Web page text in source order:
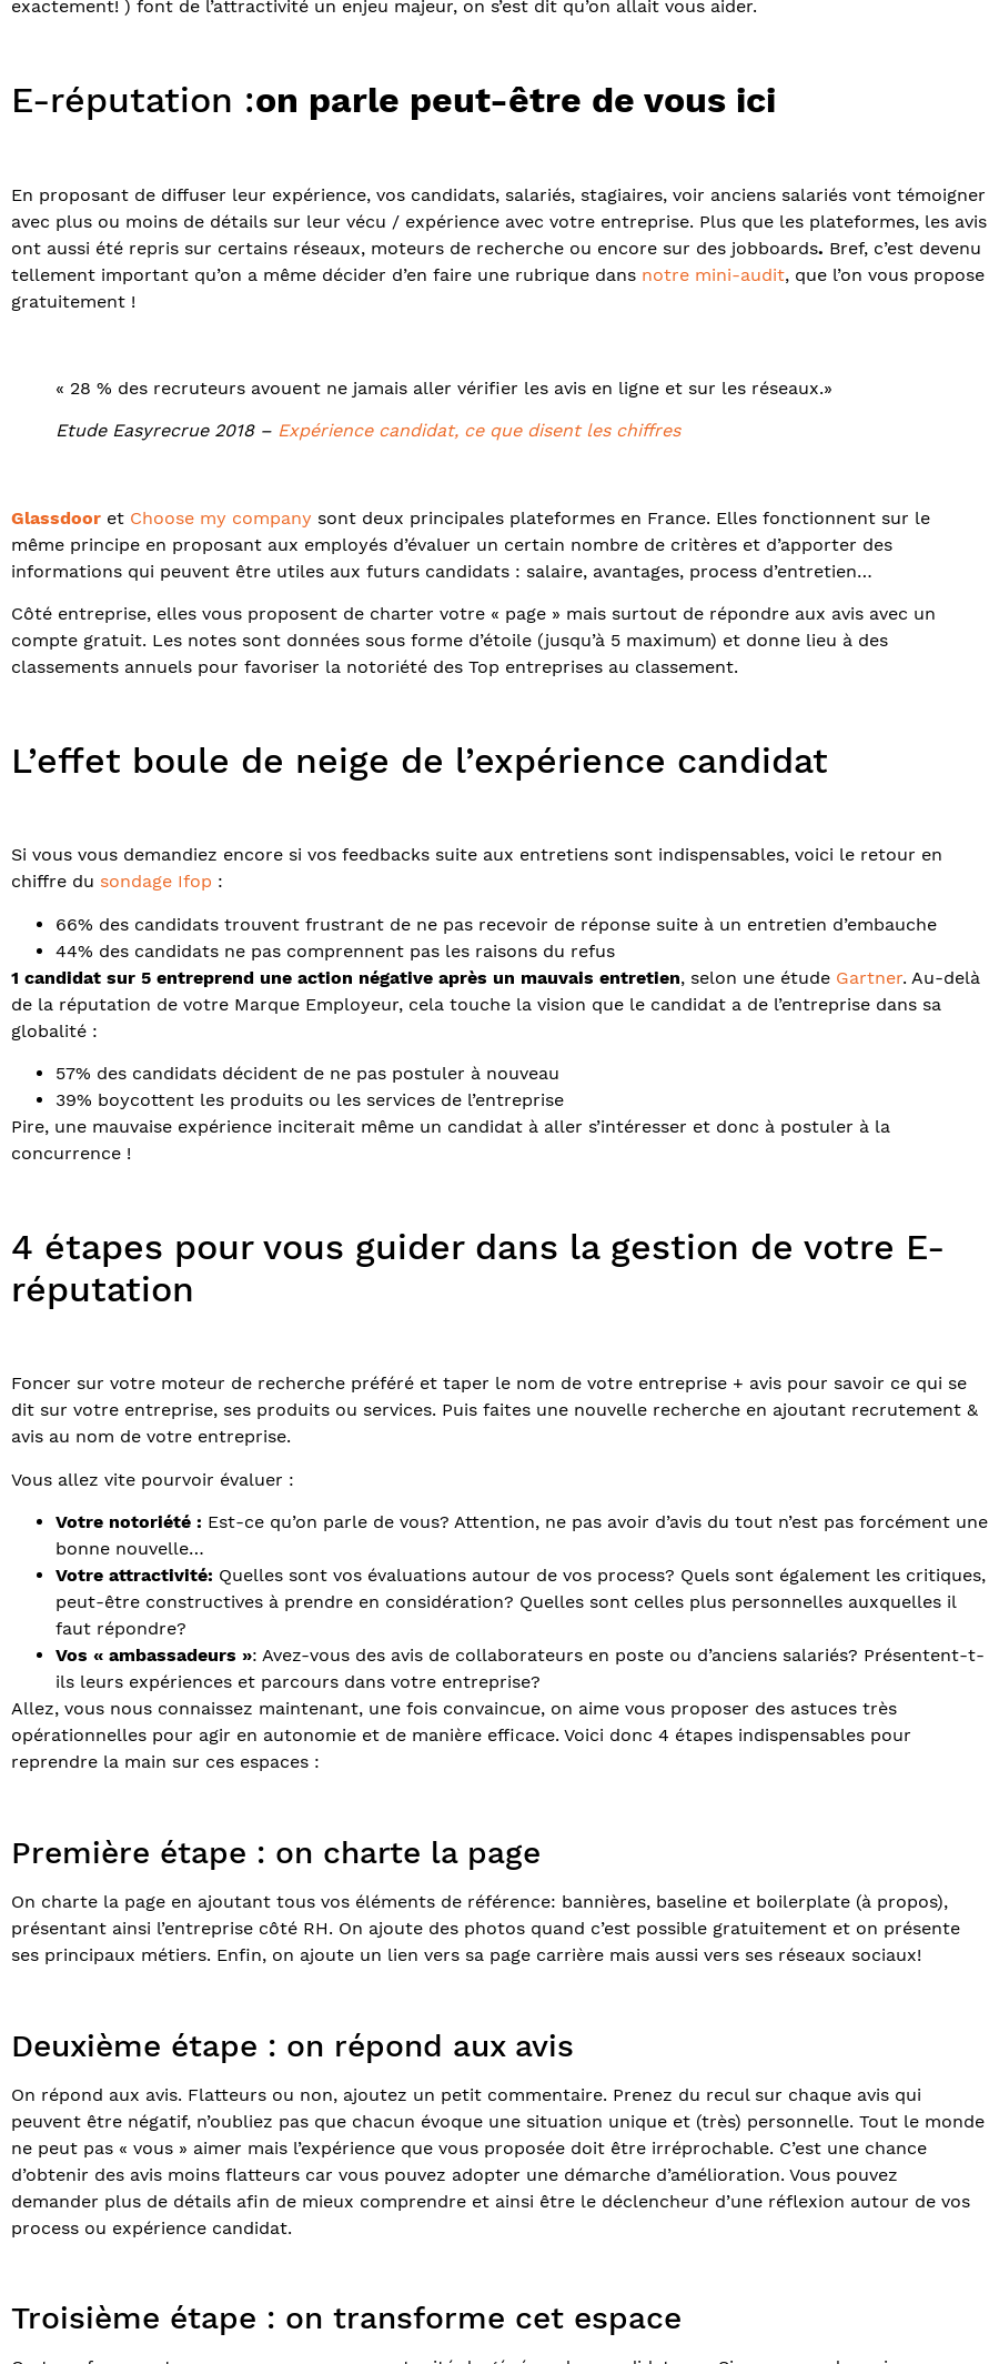
exactement! ) font de l’attractivité un enjeu majeur, on s’est dit qu’on allait vous aider.
E-réputation :on parle peut-être de vous ici
En proposant de diffuser leur expérience, vos candidats, salariés, stagiaires, voir anciens salariés vont témoigner
avec plus ou moins de détails sur leur vécu / expérience avec votre entreprise. Plus que les plateformes, les avis
ont aussi été repris sur certains réseaux, moteurs de recherche ou encore sur des jobboards. Bref, c’est devenu
tellement important qu’on a même décider d’en faire une rubrique dans notre mini-audit, que l’on vous propose
gratuitement !
« 28 % des recruteurs avouent ne jamais aller vérifier les avis en ligne et sur les réseaux.»
Etude Easyrecrue 2018 – Expérience candidat, ce que disent les chiffres
Glassdoor et Choose my company sont deux principales plateformes en France. Elles fonctionnent sur le
même principe en proposant aux employés d’évaluer un certain nombre de critères et d’apporter des
informations qui peuvent être utiles aux futurs candidats : salaire, avantages, process d’entretien…
Côté entreprise, elles vous proposent de charter votre « page » mais surtout de répondre aux avis avec un
compte gratuit. Les notes sont données sous forme d’étoile (jusqu’à 5 maximum) et donne lieu à des
classements annuels pour favoriser la notoriété des Top entreprises au classement.
L’effet boule de neige de l’expérience candidat
Si vous vous demandiez encore si vos feedbacks suite aux entretiens sont indispensables, voici le retour en
chiffre du sondage Ifop :
66% des candidats trouvent frustrant de ne pas recevoir de réponse suite à un entretien d’embauche
44% des candidats ne pas comprennent pas les raisons du refus
1 candidat sur 5 entreprend une action négative après un mauvais entretien, selon une étude Gartner. Au-delà
de la réputation de votre Marque Employeur, cela touche la vision que le candidat a de l’entreprise dans sa
globalité :
57% des candidats décident de ne pas postuler à nouveau
39% boycottent les produits ou les services de l’entreprise
Pire, une mauvaise expérience inciterait même un candidat à aller s’intéresser et donc à postuler à la
concurrence !
4 étapes pour vous guider dans la gestion de votre E-
réputation
Foncer sur votre moteur de recherche préféré et taper le nom de votre entreprise + avis pour savoir ce qui se
dit sur votre entreprise, ses produits ou services. Puis faites une nouvelle recherche en ajoutant recrutement &
avis au nom de votre entreprise.
Vous allez vite pourvoir évaluer :
Votre notoriété : Est-ce qu’on parle de vous? Attention, ne pas avoir d’avis du tout n’est pas forcément une
bonne nouvelle…
Votre attractivité: Quelles sont vos évaluations autour de vos process? Quels sont également les critiques,
peut-être constructives à prendre en considération? Quelles sont celles plus personnelles auxquelles il
faut répondre?
Vos « ambassadeurs »: Avez-vous des avis de collaborateurs en poste ou d’anciens salariés? Présentent-t-
ils leurs expériences et parcours dans votre entreprise?
Allez, vous nous connaissez maintenant, une fois convaincue, on aime vous proposer des astuces très
opérationnelles pour agir en autonomie et de manière efficace. Voici donc 4 étapes indispensables pour
reprendre la main sur ces espaces :
Première étape : on charte la page
On charte la page en ajoutant tous vos éléments de référence: bannières, baseline et boilerplate (à propos),
présentant ainsi l’entreprise côté RH. On ajoute des photos quand c’est possible gratuitement et on présente
ses principaux métiers. Enfin, on ajoute un lien vers sa page carrière mais aussi vers ses réseaux sociaux!
Deuxième étape : on répond aux avis
On répond aux avis. Flatteurs ou non, ajoutez un petit commentaire. Prenez du recul sur chaque avis qui
peuvent être négatif, n’oubliez pas que chacun évoque une situation unique et (très) personnelle. Tout le monde
ne peut pas « vous » aimer mais l’expérience que vous proposée doit être irréprochable. C’est une chance
d’obtenir des avis moins flatteurs car vous pouvez adopter une démarche d’amélioration. Vous pouvez
demander plus de détails afin de mieux comprendre et ainsi être le déclencheur d’une réflexion autour de vos
process ou expérience candidat.
Troisième étape : on transforme cet espace